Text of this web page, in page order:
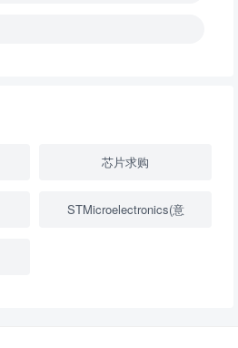
芯片求购
STMicroelectronics(意